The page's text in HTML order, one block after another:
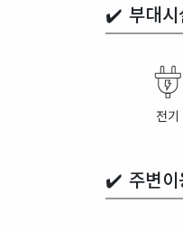
✔️ 부대시
전기
✔️ 주변